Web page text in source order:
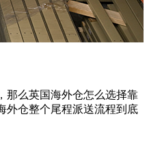
那么英国海外仓怎么选择靠
外仓整个尾程派送流程到底